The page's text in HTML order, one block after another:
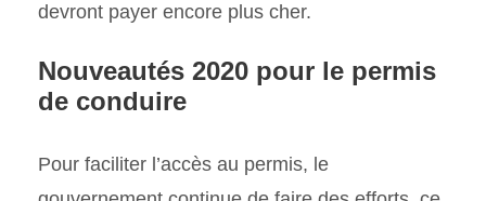
devront payer encore plus cher.
Nouveautés 2020 pour le permis
de conduire
Pour faciliter l’accès au permis, le